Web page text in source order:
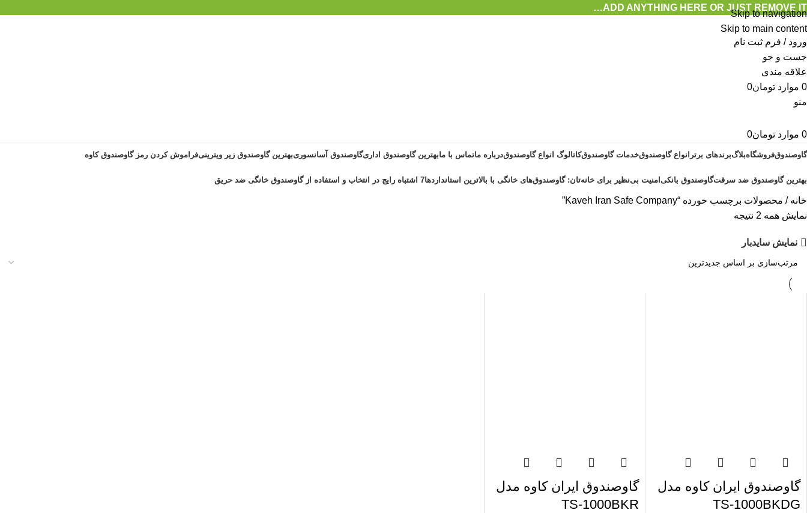
Skip to navigation
Skip to main content
ADD ANYTHING HERE OR JUST REMOVE IT…
ورود / فرم ثبت نام
جست و جو
علاقه مندی
0 موارد تومان0
منو
0 موارد تومان0
گاوصندوقفروشگاهبلاگبرندهای برتر انواع گاوصندوقخدمات گاوصندوقکاتالوگ انواع گاوصندوقدرباره ماتماس با مابهترین گاوصندوق اداریگاوصندوق آسانسوریبهترین گاوصندوق زیر ویترینیفراموش کردن رمز گاوصندوق کاوه
بهترین گاوصندوق ضد سرقتگاوصندوق بانکیامنیت بی‌نظیر برای خانه‌تان: گاوصندوق‌های خانگی با بالاترین استانداردها7 اشتباه رایج در انتخاب و استفاده از گاوصندوق خانگی ضد حریق
خانه محصولات برچسب خورده “Kaveh Iran Safe Company”
نمایش همه 2 نتیجه
نمایش سایدبار
گاوصندوق ایران کاوه مدل
TS-1000BKDG
گاوصندوق ایران کاوه مدل
TS-1000BKR